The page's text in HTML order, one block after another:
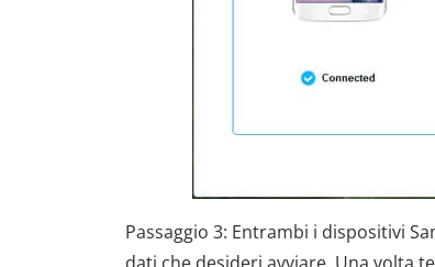
Passaggio 3: Entrambi i dispositivi